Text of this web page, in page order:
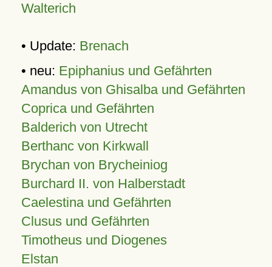
Walterich
• Update: Brenach
• neu: Epiphanius und Gefährten
Amandus von Ghisalba und Gefährten
Coprica und Gefährten
Balderich von Utrecht
Berthanc von Kirkwall
Brychan von Brycheiniog
Burchard II. von Halberstadt
Caelestina und Gefährten
Clusus und Gefährten
Timotheus und Diogenes
Elstan